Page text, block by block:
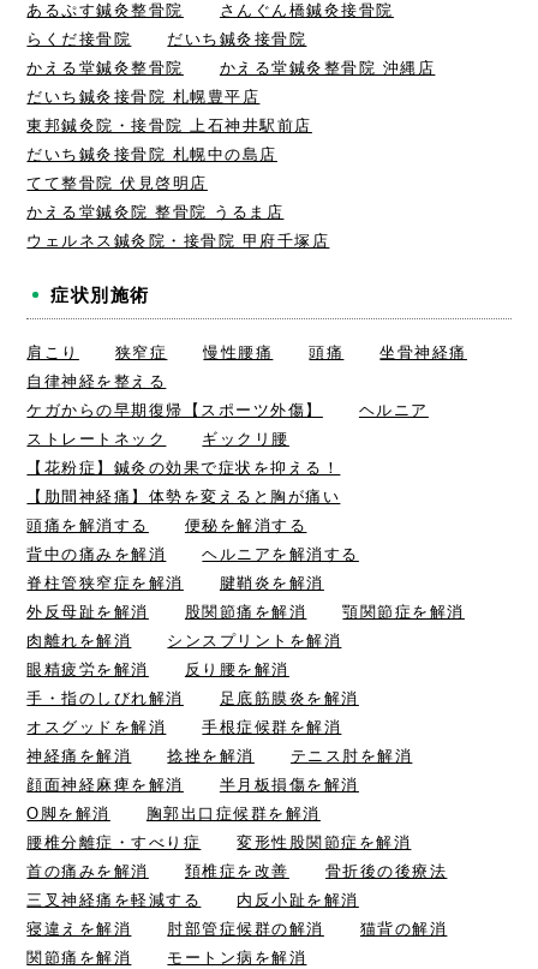
あるぷす鍼灸整骨院
さんぐん橋鍼灸接骨院
らくだ接骨院
だいち鍼灸接骨院
かえる堂鍼灸整骨院
かえる堂鍼灸整骨院 沖縄店
だいち鍼灸接骨院 札幌豊平店
東邦鍼灸院・接骨院 上石神井駅前店
だいち鍼灸接骨院 札幌中の島店
てて整骨院 伏見啓明店
かえる堂鍼灸院 整骨院 うるま店
ウェルネス鍼灸院・接骨院 甲府千塚店
症状別施術
肩こり 狭窄症 慢性腰痛 頭痛
坐骨神経痛
自律神経を整える
ケガからの早期復帰【スポーツ外傷】
ヘルニア
ストレートネック
ギックリ腰
【花粉症】鍼灸の効果で症状を抑える！
【肋間神経痛】体勢を変えると胸が痛い
頭痛を解消する
便秘を解消する
背中の痛みを解消
ヘルニアを解消する
脊柱管狭窄症を解消
腱鞘炎を解消
外反母趾を解消
股関節痛を解消
顎関節症を解消
肉離れを解消
シンスプリントを解消
眼精疲労を解消
反り腰を解消
手・指のしびれ解消
足底筋膜炎を解消
オスグッドを解消
手根症候群を解消
神経痛を解消
捻挫を解消
テニス肘を解消
顔面神経麻痺を解消
半月板損傷を解消
O脚を解消
胸郭出口症候群を解消
腰椎分離症・すべり症
変形性股関節症を解消
首の痛みを解消
頚椎症を改善
骨折後の後療法
三叉神経痛を軽減する
内反小趾を解消
寝違えを解消
肘部管症候群の解消
猫背の解消
関節痛を解消
モートン病を解消